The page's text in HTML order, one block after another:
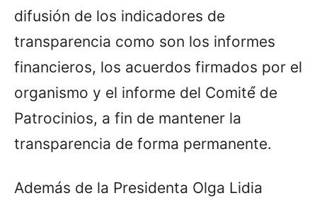
difusión de los indicadores de
transparencia como son los informes
financieros, los acuerdos firmados por el
organismo y el informe del Comité́ de
Patrocinios, a fin de mantener la
transparencia de forma permanente.
Además de la Presidenta Olga Lidia